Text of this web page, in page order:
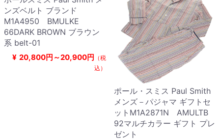
ンズベルト ブランド
M1A4950 BMULKE
66DARK BROWN ブラウン
系 belt-01
¥ 20,800円～20,900円 （税
込）
ポール・スミス Paul Smith
メンズ－パジャマ ギフトセ
ットM1A2871N AMULTB
92マルチカラー ギフト プレ
ゼント